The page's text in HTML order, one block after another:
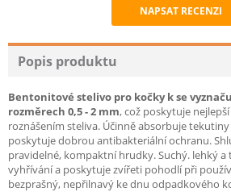
NAPSAT RECENZI
Popis produktu
Bentonitové stelivo pro kočky k se
rozměrech 0,5 - 2 mm, což poskytuje
roznášením steliva. Účinně absorbuje
poskytuje dobrou antibakteriální ochranu.
pravidelné, kompaktní hrudky. Suchý. lehký
vyhřívání a poskytuje zvířeti pohodlí při
bezprašný, nepřilnavý ke dnu odpadkového